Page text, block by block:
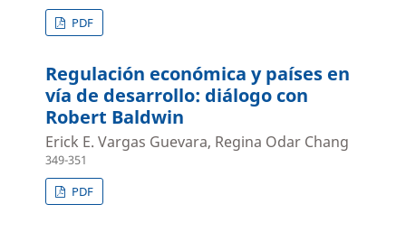
PDF
Regulación económica y países en
vía de desarrollo: diálogo con
Robert Baldwin
Erick E. Vargas Guevara, Regina Odar Chang
349-351
PDF